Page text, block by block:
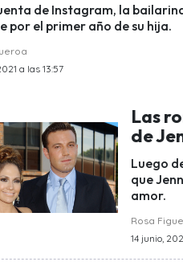
de Instagram, la
por el primer año de su hija.
a las 13:57
Las
de
Luego
que
amor.
Rosa
14 junio,